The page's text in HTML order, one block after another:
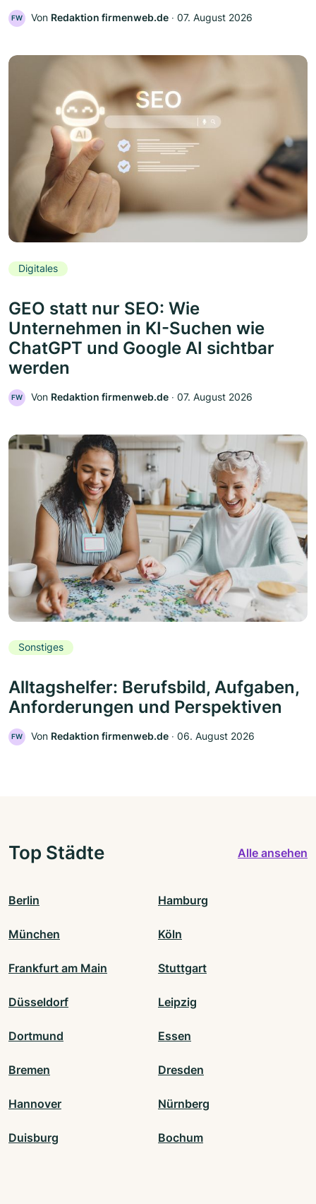
FW Von Redaktion firmenweb.de ‧ 07. August 2026
Digitales
GEO statt nur SEO: Wie
Unternehmen in KI-Suchen wie
ChatGPT und Google AI sichtbar
werden
FW Von Redaktion firmenweb.de ‧ 07. August 2026
Sonstiges
Alltagshelfer: Berufsbild, Aufgaben,
Anforderungen und Perspektiven
FW Von Redaktion firmenweb.de ‧ 06. August 2026
Top Städte Alle ansehen
Berlin Hamburg
München Köln
Frankfurt am Main Stuttgart
Düsseldorf Leipzig
Dortmund Essen
Bremen Dresden
Hannover Nürnberg
Duisburg Bochum